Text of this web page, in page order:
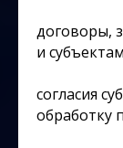
договоры,
и
согласия
обработку